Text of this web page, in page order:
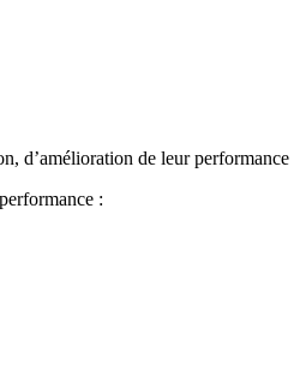
d’amélioration de leur
: